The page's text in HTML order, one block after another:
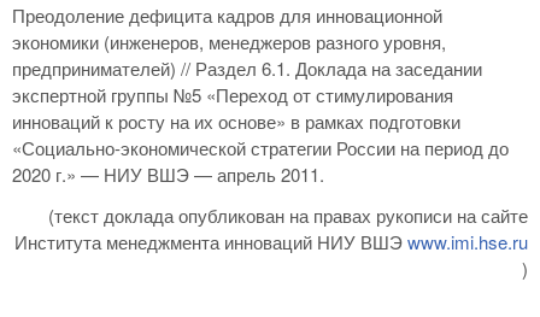
Преодоление дефицита кадров для инновационной
экономики (инженеров, менеджеров разного уровня,
предпринимателей) // Раздел 6.1. Доклада на заседании
экспертной группы №5 «Переход от стимулирования
инноваций к росту на их основе» в рамках подготовки
«Социально-экономической стратегии России на период до
2020 г.» — НИУ ВШЭ — апрель 2011.
(текст доклада опубликован на правах рукописи на сайте
Института менеджмента инноваций НИУ ВШЭwww.imi.hse.ru
)